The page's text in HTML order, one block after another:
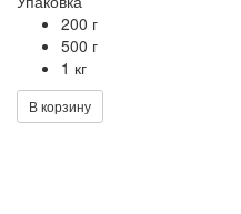
200 г
500 г
1 кг
В корзину